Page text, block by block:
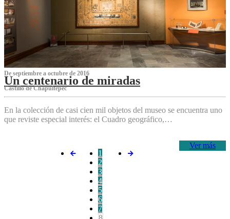
De septiembre a octubre de 2016
Un centenario de miradas
Castillo de Chapultepec
En la colección de casi cien mil objetos del museo se encuentra uno
que reviste especial interés: el Cuadro geográfico,…
Ver más
1
2
3
4
5
6
7